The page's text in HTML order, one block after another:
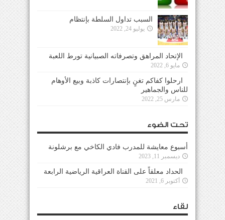
السبب تداول السلطة بإنتظام
يوليو 24, 2022
الإتحاد المراهق وتصرفاته الصبيانية تورط اللعبة
مايو 6, 2022
ارحلوا كفاكم تغنٍ بإنتصارات كاذبة وبيع الأوهام
للناس والجماهير
مارس 25, 2022
تحت الضوء
أسبوع معايشة للمدرب فادي الكاخي مع برشلونة
ديسمبر 11, 2023
الحداد معلقاً على القناة العراقية الرياضية الرابعة
أكتوبر 6, 2021
لقاء